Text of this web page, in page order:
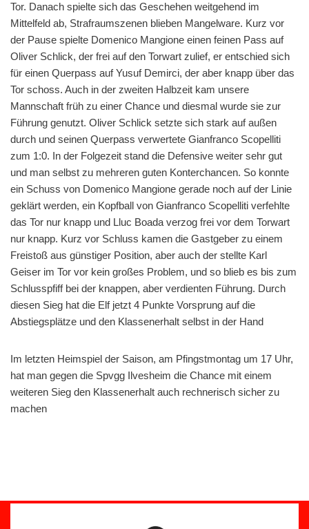
Tor. Danach spielte sich das Geschehen weitgehend im
Mittelfeld ab, Strafraumszenen blieben Mangelware. Kurz vor
der Pause spielte Domenico Mangione einen feinen Pass auf
Oliver Schlick, der frei auf den Torwart zulief, er entschied sich
für einen Querpass auf Yusuf Demirci, der aber knapp über das
Tor schoss. Auch in der zweiten Halbzeit kam unsere
Mannschaft früh zu einer Chance und diesmal wurde sie zur
Führung genutzt. Oliver Schlick setzte sich stark auf außen
durch und seinen Querpass verwertete Gianfranco Scopelliti
zum 1:0. In der Folgezeit stand die Defensive weiter sehr gut
und man selbst zu mehreren guten Konterchancen. So konnte
ein Schuss von Domenico Mangione gerade noch auf der Linie
geklärt werden, ein Kopfball von Gianfranco Scopelliti verfehlte
das Tor nur knapp und Lluc Boada verzog frei vor dem Torwart
nur knapp. Kurz vor Schluss kamen die Gastgeber zu einem
Freistoß aus günstiger Position, aber auch der stellte Karl
Geiser im Tor vor kein großes Problem, und so blieb es bis zum
Schlusspfiff bei der knappen, aber verdienten Führung. Durch
diesen Sieg hat die Elf jetzt 4 Punkte Vorsprung auf die
Abstiegsplätze und den Klassenerhalt selbst in der Hand
Im letzten Heimspiel der Saison, am Pfingstmontag um 17 Uhr,
hat man gegen die Spvgg Ilvesheim die Chance mit einem
weiteren Sieg den Klassenerhalt auch rechnerisch sicher zu
machen